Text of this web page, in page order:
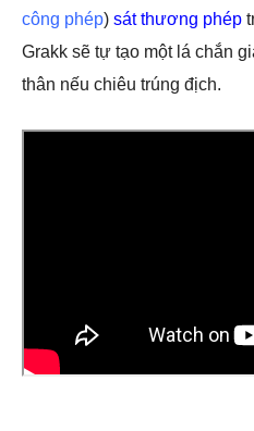
công phép) sát thương phép
Grakk sẽ tự tạo một lá chắn
thân nếu chiêu trúng địch.